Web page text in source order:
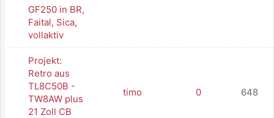
GF250 in BR,
Faital, Sica,
vollaktiv
Projekt:
Retro aus
TL8C50B -
TW8AW plus
21 Zoll CB
timo 0 648